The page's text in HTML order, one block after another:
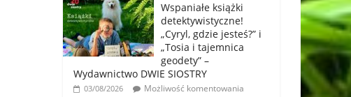
Wspaniałe książki
detektywistyczne!
„Cyryl, gdzie jesteś?” i
„Tosia i tajemnica
geodety” –
Wydawnictwo DWIE SIOSTRY
03/08/2026
Możliwość komentowania